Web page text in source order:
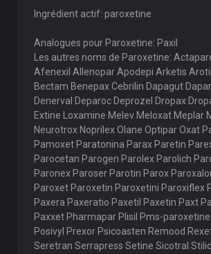
Ingrédient actif: paroxetine
Analogues pour Paroxetine: Paxil
Les autres noms de Paroxetine:
Afenexil Allenopar Apodepi Arketis
Bectam Benepax Cebrilin Dapagut
Denerval Deparoc Deprozel Dropax
Extine Loxamine Melev Meloxat Meplar
Neurotrox Noprilex Olane Optipar Oxat
Pamoxet Paratonina Parax Paretin
Parocetan Parogen Parolex Parolich
Paronex Paroser Parotin Parox
Paroxet Paroxetin Paroxetini Paroxiflex
Paxera Paxeratio Paxetil Paxetin Paxt
Paxxet Pharmapar Plisil Pms-
Posivyl Prexor Psicoasten Remood
Seretran Serrapress Setine Sicotral